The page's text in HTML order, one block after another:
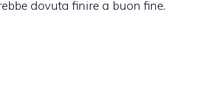
dovuta finire a buon fine.